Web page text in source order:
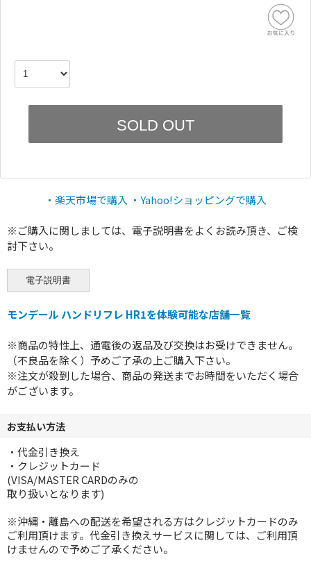
・楽天市場で購入 ・Yahoo!ショッピングで購入
※ご購入に関しましては、電子説明書をよくお読み頂き、ご検
討下さい。
モンデール ハンドリフレ HR1を体験可能な店舗一覧
※商品の特性上、通電後の返品及び交換はお受けできません。
（不良品を除く）予めご了承の上ご購入下さい。
※注文が殺到した場合、商品の発送までお時間をいただく場合
がございます。
お支払い方法
・代金引き換え
・クレジットカード
(VISA/MASTER CARDのみの
取り扱いとなります)
※沖縄・離島への配送を希望される方はクレジットカードのみ
ご利用頂けます。代金引き換えサービスに関しては、ご利用頂
けませんので予めご了承ください。